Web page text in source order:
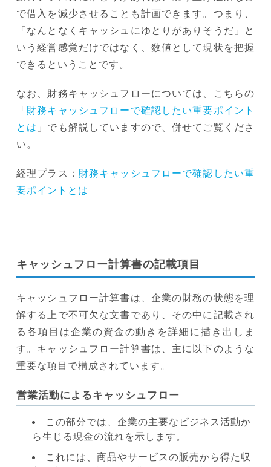
で借入を減少させることも計画できます。つまり、
「なんとなくキャッシュにゆとりがありそうだ」と
いう経営感覚だけではなく、数値として現状を把握
できるということです。
なお、財務キャッシュフローについては、こちらの
「 財務キャッシュフローで確認したい重要ポイント
とは 」でも解説していますので、併せてご覧くださ
い。
経理プラス： 財務キャッシュフローで確認したい重
要ポイントとは
キャッシュフロー計算書の記載項目
キャッシュフロー計算書は、企業の財務の状態を理
解する上で不可欠な文書であり、その中に記載され
る各項目は企業の資金の動きを詳細に描き出しま
す。キャッシュフロー計算書は、主に以下のような
重要な項目で構成されています。
営業活動によるキャッシュフロー
この部分では、企業の主要なビジネス活動か
ら生じる現金の流れを示します。
これには、商品やサービスの販売から得た収